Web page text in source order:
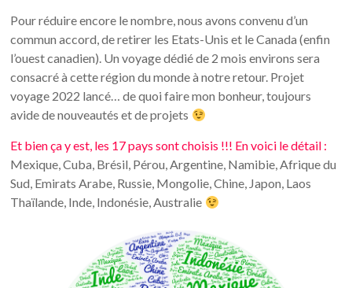
Pour réduire encore le nombre, nous avons convenu d’un
commun accord, de retirer les Etats-Unis et le Canada (enfin
l’ouest canadien). Un voyage dédié de 2 mois environs sera
consacré à cette région du monde à notre retour. Projet
voyage 2022 lancé… de quoi faire mon bonheur, toujours
avide de nouveautés et de projets
Et bien ça y est, les 17 pays sont choisis !!! En voici le détail :
Mexique, Cuba, Brésil, Pérou, Argentine, Namibie, Afrique du
Sud, Emirats Arabe, Russie, Mongolie, Chine, Japon, Laos
Thaïlande, Inde, Indonésie, Australie